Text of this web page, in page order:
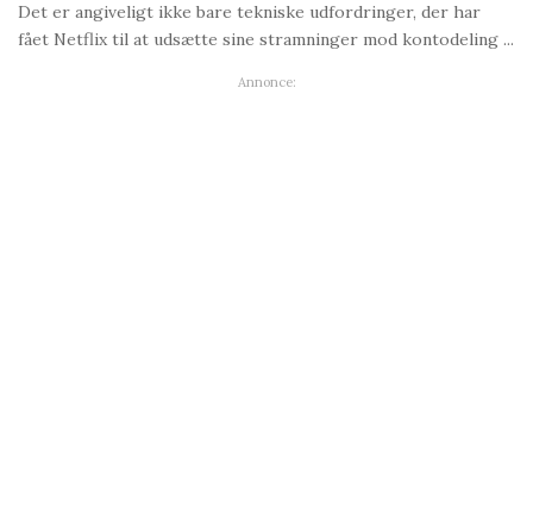
Det er angiveligt ikke bare tekniske udfordringer, der har
fået Netflix til at udsætte sine stramninger mod kontodeling ...
Annonce: